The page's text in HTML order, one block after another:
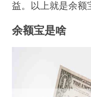
益。以上就是余额
余额宝是啥